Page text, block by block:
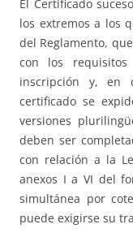
El Certificado
los extremos a los
del Reglamento,
con los
inscripción y, en
certificado se
versiones
deben ser
con relación a la
anexos I a VI del
simultánea por
puede exigirse su